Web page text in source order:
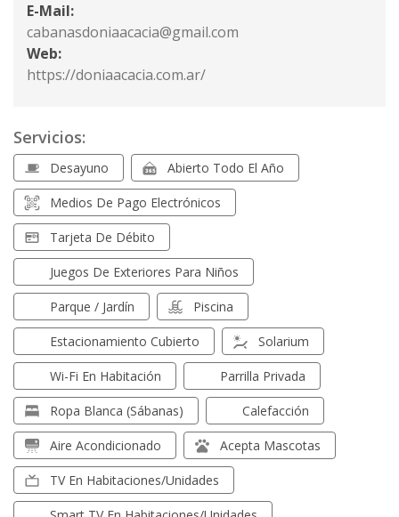
E-Mail:
cabanasdoniaacacia@gmail.com
Web:
https://doniaacacia.com.ar/
Servicios:
Desayuno Abierto Todo El Año
Medios De Pago Electrónicos
Tarjeta De Débito
Juegos De Exteriores Para Niños
Parque / Jardín Piscina
Estacionamiento Cubierto Solarium
Wi-Fi En Habitación Parrilla Privada
Ropa Blanca (sábanas) Calefacción
Aire Acondicionado Acepta Mascotas
TV En Habitaciones/unidades